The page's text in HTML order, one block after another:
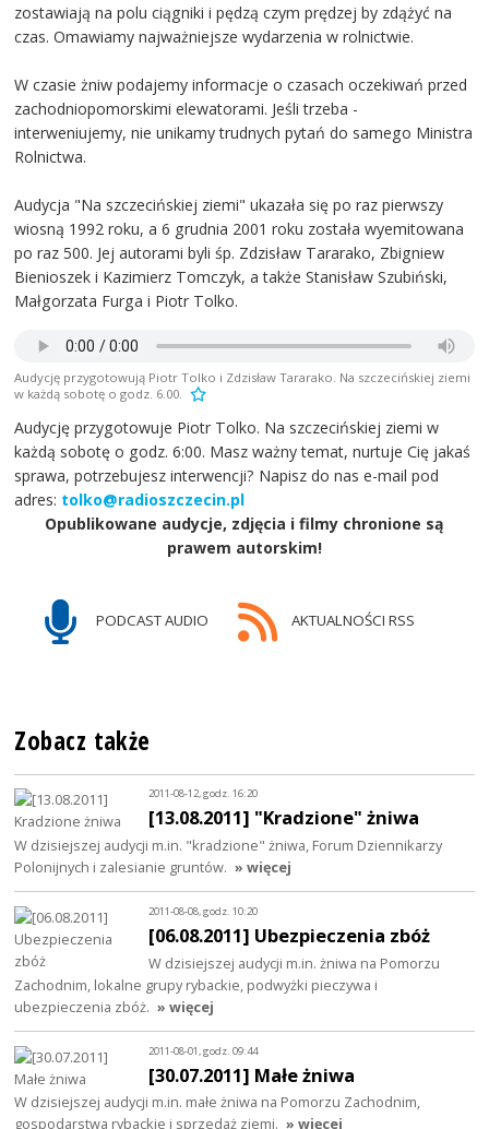
zostawiają na polu ciągniki i pędzą czym prędzej by zdążyć na
czas. Omawiamy najważniejsze wydarzenia w rolnictwie.
W czasie żniw podajemy informacje o czasach oczekiwań przed
zachodniopomorskimi elewatorami. Jeśli trzeba -
interweniujemy, nie unikamy trudnych pytań do samego Ministra
Rolnictwa.
Audycja "Na szczecińskiej ziemi" ukazała się po raz pierwszy
wiosną 1992 roku, a 6 grudnia 2001 roku została wyemitowana
po raz 500. Jej autorami byli śp. Zdzisław Tararako, Zbigniew
Bienioszek i Kazimierz Tomczyk, a także Stanisław Szubiński,
Małgorzata Furga i Piotr Tolko.
Audycję przygotowują Piotr Tolko i Zdzisław Tararako. Na szczecińskiej ziemi
w każdą sobotę o godz. 6.00.
Audycję przygotowuje Piotr Tolko. Na szczecińskiej ziemi w
każdą sobotę o godz. 6:00. Masz ważny temat, nurtuje Cię jakaś
sprawa, potrzebujesz interwencji? Napisz do nas e-mail pod
adres: tolko@radioszczecin.pl
Opublikowane audycje, zdjęcia i filmy chronione są
prawem autorskim!
PODCAST AUDIO AKTUALNOŚCI RSS
Zobacz także
2011-08-12, godz. 16:20
[13.08.2011] "Kradzione" żniwa
W dzisiejszej audycji m.in. "kradzione" żniwa, Forum Dziennikarzy
Polonijnych i zalesianie gruntów. » więcej
2011-08-08, godz. 10:20
[06.08.2011] Ubezpieczenia zbóż
W dzisiejszej audycji m.in. żniwa na Pomorzu
Zachodnim, lokalne grupy rybackie, podwyżki pieczywa i
ubezpieczenia zbóż. » więcej
2011-08-01, godz. 09:44
[30.07.2011] Małe żniwa
W dzisiejszej audycji m.in. małe żniwa na Pomorzu Zachodnim,
gospodarstwa rybackie i sprzedaż ziemi. » więcej